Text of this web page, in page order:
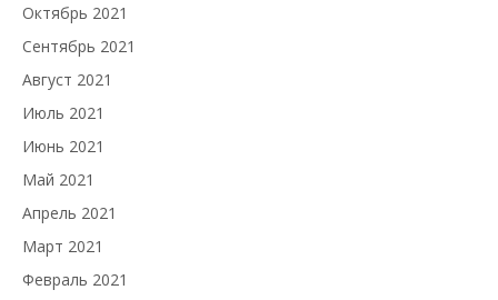
Октябрь 2021
Сентябрь 2021
Август 2021
Июль 2021
Июнь 2021
Май 2021
Апрель 2021
Март 2021
Февраль 2021